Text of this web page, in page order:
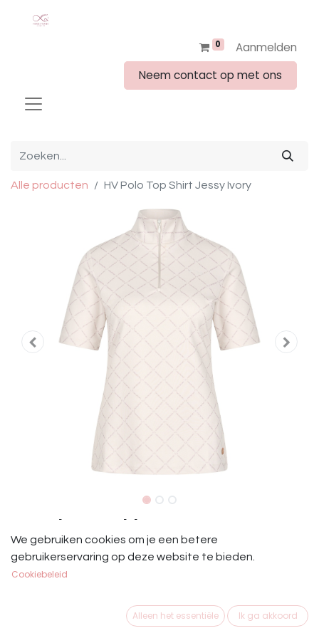
0
Aanmelden
Neem contact op met ons
Alle producten HV Polo Top Shirt Jessy Ivory
HV Polo Top Shirt Jessy Ivory
HV Polo Top Shirt Jessy Ivory
€39,95
We gebruiken cookies om je een betere
gebruikerservaring op deze website te bieden.
Cookiebeleid
Alleen het essentiële Ik ga akkoord